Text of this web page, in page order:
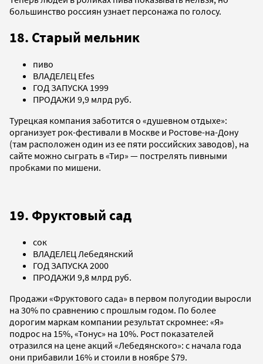
большинство россиян узнает персонажа по голосу.
18. Старый мельник
пиво
ВЛАДЕЛЕЦ Efes
ГОД ЗАПУСКА 1999
ПРОДАЖИ 9,9 млрд руб.
Турецкая компания заботится о «душевном отдыхе»:
организует рок-фестивали в Москве и Ростове-на-Дону
(там расположен один из ее пяти российских заводов), на
сайте можно сыграть в «Тир» — пострелять пивными
пробками по мишени.
19. Фруктовый сад
сок
ВЛАДЕЛЕЦ Лебедянский
ГОД ЗАПУСКА 2000
ПРОДАЖИ 9,8 млрд руб.
Продажи «Фруктового сада» в первом полугодии выросли
на 30% по сравнению с прошлым годом. По более
дорогим маркам компании результат скромнее: «Я»
подрос на 15%, «Тонус» на 10%. Рост показателей
отразился на цене акций «Лебедянского»: с начала года
они прибавили 16% и стоили в ноябре $79.